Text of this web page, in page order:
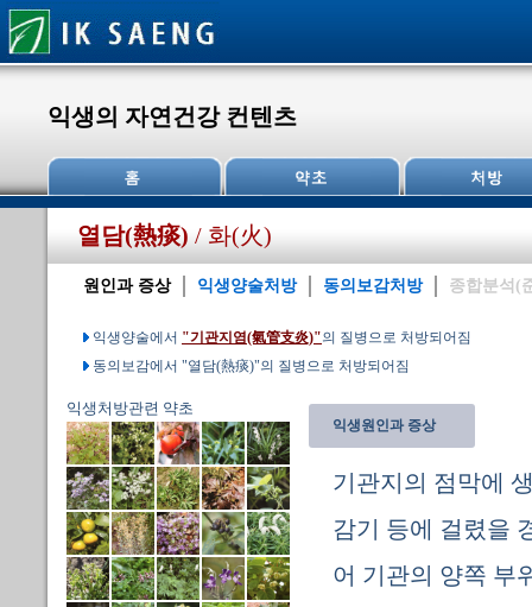
익생의 자연건강 컨텐츠
열담(熱痰) / 화(火)
원인과 증상 익생양술처방 동의보감처방 종합분석(
익생양술에서 "기관지염(氣管支炎)"의 질병으로 처방되어짐
동의보감에서 "열담(熱痰)"의 질병으로 처방되어짐
익생처방관련 약초
익생원인과 증상
기관지의 점막에
감기 등에 걸렸을
어 기관의 양쪽 부